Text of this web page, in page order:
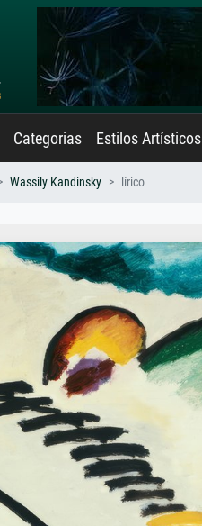
Categorias Estilos Artísticos
Wassily Kandinsky lírico